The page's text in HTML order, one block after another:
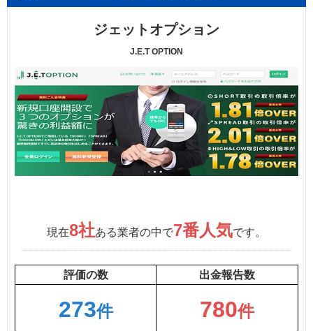
ジェットオプション
J.E.T OPTION
現在8社ある業者の中で7番人気です。
評価の数 出金報告数
273件 780件